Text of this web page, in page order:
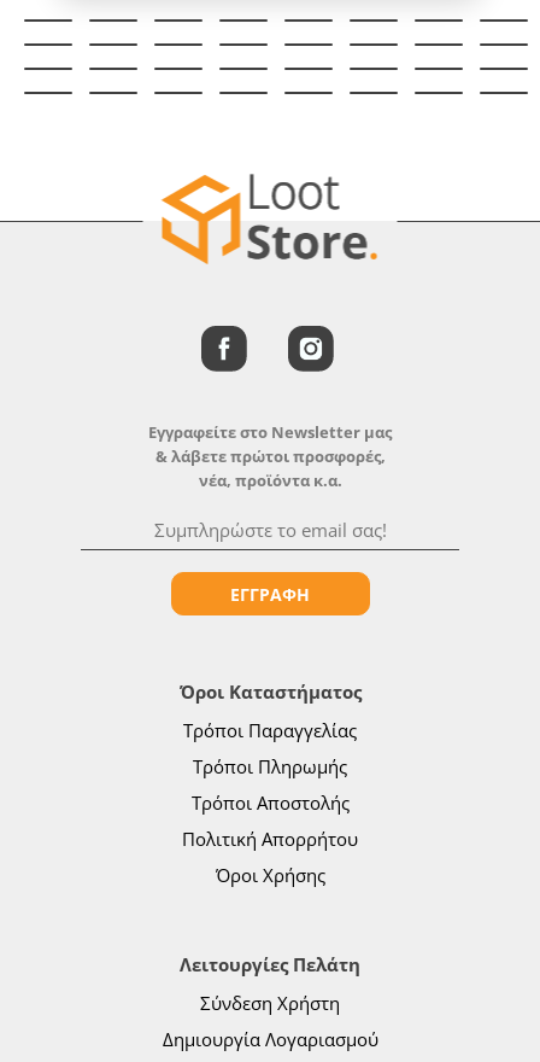
Όροι Καταστήματος
Τρόποι Παραγγελίας
Τρόποι Πληρωμής
Τρόποι Αποστολής
Πολιτική Απορρήτου
Όροι Χρήσης
Λειτουργίες Πελάτη
Σύνδεση Χρήστη
Δημιουργία Λογαριασμού
Εγγραφείτε στο Newsletter μας
& λάβετε πρώτοι προσφορές,
νέα, προϊόντα κ.α.
ΕΓΓΡΑΦΗ